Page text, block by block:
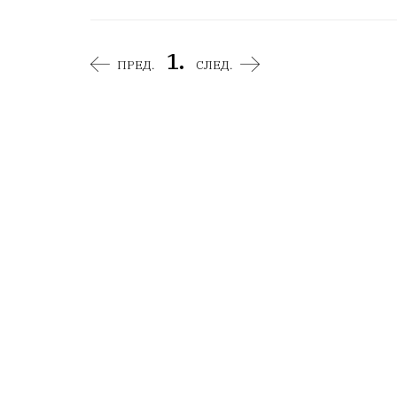
ПРЕД. 1. СЛЕД.